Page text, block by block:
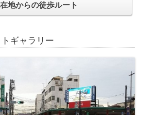
地からの徒歩ルート
ギャラリー